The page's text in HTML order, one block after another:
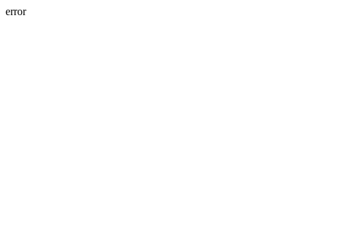
error